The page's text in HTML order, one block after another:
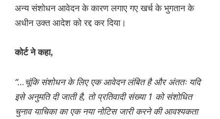
अन्य संशोधन आवेदन के कारण लगाए गए खर्च के भुगतान के
अधीन उक्त आदेश को रद्द कर दिया।
कोर्ट ने कहा,
“…चूंकि संशोधन के लिए एक आवेदन लंबित है और अंततः यदि
इसे अनुमति दी जाती है, तो प्रतिवादी संख्या 1 को संशोधित
चुनाव याचिका का एक नया नोटिस जारी करने की आवश्यकता